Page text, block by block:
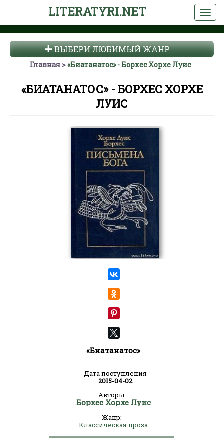
LITERATYRI.NET
ВЫБЕРИ ЛЮБИМЫЙ ЖАНР
Главная «Биатанатос» - Борхес Хорхе Луис
«БИАТАНАТОС» - БОРХЕС ХОРХЕ
ЛУИС
«Биатанатос»
Дата поступления
2015-04-02
Авторы:
Борхес Хорхе Луис
Жанр:
Классическая проза